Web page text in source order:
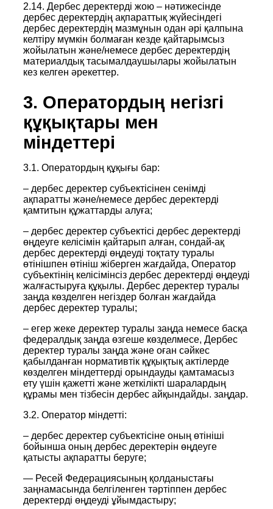
2.14. Дербес деректерді жою – нәтижесінде
дербес деректердің ақпараттық жүйесіндегі
дербес деректердің мазмұнын одан әрі қалпына
келтіру мүмкін болмаған кезде қайтарымсыз
жойылатын және/немесе дербес деректердің
материалдық тасымалдаушылары жойылатын
кез келген әрекеттер.
3. Оператордың негізгі
құқықтары мен
міндеттері
3.1. Оператордың құқығы бар:
– дербес деректер субъектісінен сенімді
ақпаратты және/немесе дербес деректерді
қамтитын құжаттарды алуға;
– дербес деректер субъектісі дербес деректерді
өңдеуге келісімін қайтарып алған, сондай-ақ
дербес деректерді өңдеуді тоқтату туралы
өтінішпен өтініш жіберген жағдайда, Оператор
субъектінің келісімінсіз дербес деректерді өңдеуді
жалғастыруға құқылы. Дербес деректер туралы
заңда көзделген негіздер болған жағдайда
дербес деректер туралы;
– егер жеке деректер туралы заңда немесе басқа
федералдық заңда өзгеше көзделмесе, Дербес
деректер туралы заңда және оған сәйкес
қабылданған нормативтік құқықтық актілерде
көзделген міндеттерді орындауды қамтамасыз
ету үшін қажетті және жеткілікті шаралардың
құрамы мен тізбесін дербес айқындайды. заңдар.
3.2. Оператор міндетті:
– дербес деректер субъектісіне оның өтініші
бойынша оның дербес деректерін өңдеуге
қатысты ақпаратты беруге;
— Ресей Федерациясының қолданыстағы
заңнамасында белгіленген тәртіппен дербес
деректерді өңдеуді ұйымдастыру;